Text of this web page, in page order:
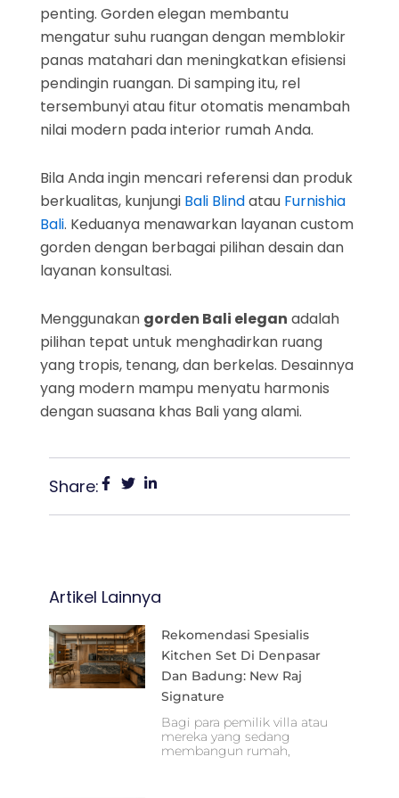
penting. Gorden elegan membantu
mengatur suhu ruangan dengan memblokir
panas matahari dan meningkatkan efisiensi
pendingin ruangan. Di samping itu, rel
tersembunyi atau fitur otomatis menambah
nilai modern pada interior rumah Anda.
Bila Anda ingin mencari referensi dan produk
berkualitas, kunjungi Bali Blindatau Furnishia
Bali. Keduanya menawarkan layanan custom
gorden dengan berbagai pilihan desain dan
layanan konsultasi.
Menggunakan gorden Bali elegan adalah
pilihan tepat untuk menghadirkan ruang
yang tropis, tenang, dan berkelas. Desainnya
yang modern mampu menyatu harmonis
dengan suasana khas Bali yang alami.
Share:
Artikel Lainnya
Rekomendasi Spesialis
Kitchen Set Di Denpasar
Dan Badung: New Raj
Signature
Bagi para pemilik villa atau
mereka yang sedang
membangun rumah,